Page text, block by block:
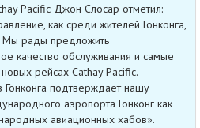
Pacific Джон Слосар отметил:
как среди жителей Гонконга,
Мы рады предложить
качество обслуживания и самые
рейсах Cathay Pacific.
подтверждает нашу
аэропорта Гонконг как
авиационных хабов».